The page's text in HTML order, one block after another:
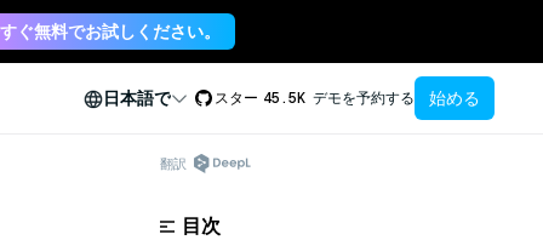
ぐ無料でお試しください。
日本語で スター 45.5K デモを予約する 始める
翻訳
目次